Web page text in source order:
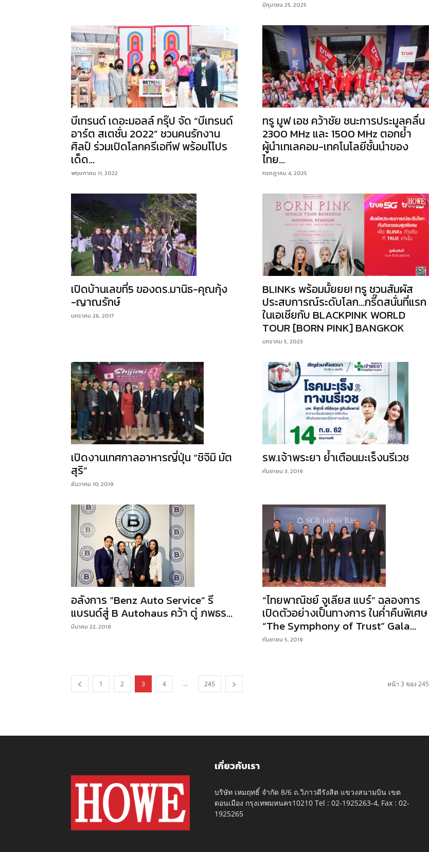
มิถุนายน 25, 2025
บีเทรนด์ เดอะมอลล์ กรุ๊ป จัด “บีเทรนด์
อาร์ต สเตชั่น 2022” ชวนคนรักงาน
ศิลป์ ร่วมเปิดโลกครีเอทีฟ พร้อมไโปร
เด็ด...
พฤษภาคม 11, 2022
ทรู มูฟ เอช คว้าชัย ชนะการประมูลคลื่น
2300 MHz และ 1500 MHz ตอกย้ำ
ผู้นำเทเลคอม-เทคโนโลยีชั้นนำของ
ไทย...
กรกฎาคม 4, 2025
เปิดบ้านเลขที่5 ของดร.มานิธ-คุณกุ้ง
-ญาณรักษ์
มกราคม 26, 2017
BLINKs พร้อมมั้ยยย! ทรู ชวนสัมผัส
ประสบการณ์ระดับโลก…กรี๊ดสนั่นที่แรก
ในเอเชียกับ BLACKPINK WORLD
TOUR [BORN PINK] BANGKOK
มกราคม 5, 2023
เปิดงานเทศกาลอาหารญี่ปุ่น “ชิจิมิ มัต
สุริ”
ธันวาคม 10, 2019
รพ.เจ้าพระยา ย้ำเตือนมะเร็งนรีเวช
กันยายน 3, 2019
อลังการ “Benz Auto Service” รี
แบรนด์สู่ B Autohaus คว้า ตู่ ภพธร...
มีนาคม 22, 2019
“ไทยพาณิชย์ จูเลียส แบร์” ฉลองการ
เปิดตัวอย่างเป็นทางการ ในค่ำคืนพิเศษ
“The Symphony of Trust” Gala...
กันยายน 5, 2019
1 2 3 4 ... 245 หน้า 3 ของ 245
เกี่ยวกับเรา
บริษัท เหมฤทธิ์ จำกัด 8/6 ถ.วิภาวดีรังสิต แขวงสนามบิน เขต
ดอนเมือง กรุงเทพมหนคร10210 Tel : 02-1925263-4, Fax : 02-
1925265